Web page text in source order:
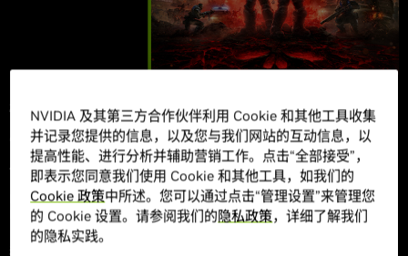
2026年7月14日
“战争机器：事变日 (Gears of War: E-Day)”将于 10
月 7 日发布，并支持 DLSS 4.5 和光线追踪
NVIDIA DLSS GeForce RTX GPU GeForce RTX 50 Series
NVIDIA RTX 精选故事
NVIDIA 及其第三方合作伙伴利用 Cookie 和其他工具收集
并记录您提供的信息，以及您与我们网站的互动信息，以
提高性能、进行分析并辅助营销工作。点击“全部接受”，
即表示您同意我们使用 Cookie 和其他工具，如我们的
Cookie 政策中所述。您可以通过点击“管理设置”来管理您
的 Cookie 设置。请参阅我们的隐私政策，详细了解我们
的隐私实践。